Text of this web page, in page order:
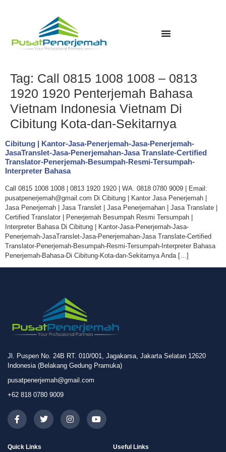
Tag: Call 0815 1008 1008 – 0813
1920 1920 Penterjemah Bahasa
Vietnam Indonesia Vietnam Di
Cibitung Kota-dan-Sekitarnya
Cibitung | Kantor-Jasa-Penerjemah-Jasa-Penerjemah-
JasaTranslet-Jasa-Penerjemahan-Jasa Translate-Certified
Translator-Penerjemah-Besumpah-Resmi-Tersumpah-
Interpreter Bahasa
Call 0815 1008 1008 | 0813 1920 1920 | WA. 0818 0780 9009 | Email:
pusatpenerjemah@gmail.com Di Cibitung | Kantor Jasa Penerjemah |
Jasa Penerjemah | Jasa Translet | Jasa Penerjemahan | Jasa Translate |
Certified Translator | Penerjemah Besumpah Resmi Tersumpah |
Interpreter Bahasa Di Cibitung | Kantor-Jasa-Penerjemah-Jasa-
Penerjemah-JasaTranslet-Jasa-Penerjemahan-Jasa Translate-Certified
Translator-Penerjemah-Besumpah-Resmi-Tersumpah-Interpreter Bahasa
Penerjemah-Bahasa-Di Cibitung-Kota-dan-Sekitarnya Anda […]
Jl. Puspen No. 24B RT. 010/001, Jagakarsa, Jakarta Selatan 12620
Indonesia (Belakang Gedung Pramuka)
pusatpenerjemah@gmail.com
+62 818 0780 9009
Quick Links Useful Links